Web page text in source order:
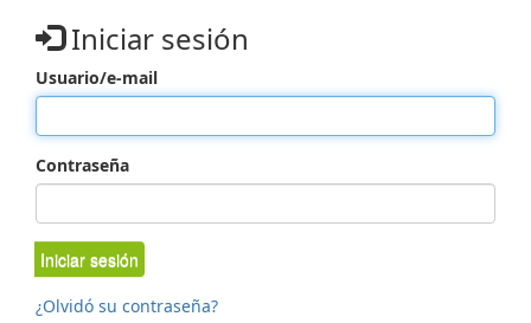
Iniciar sesión
Usuario/e-mail
Contraseña
Iniciar sesión
¿Olvidó su contraseña?